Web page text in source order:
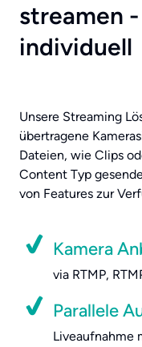
streamen
individuell
Unsere Streaming
übertragene
Dateien, wie Clips
Content Typ
von Features zur
Kamera
via RTMP,
Parallele
Liveaufnahme